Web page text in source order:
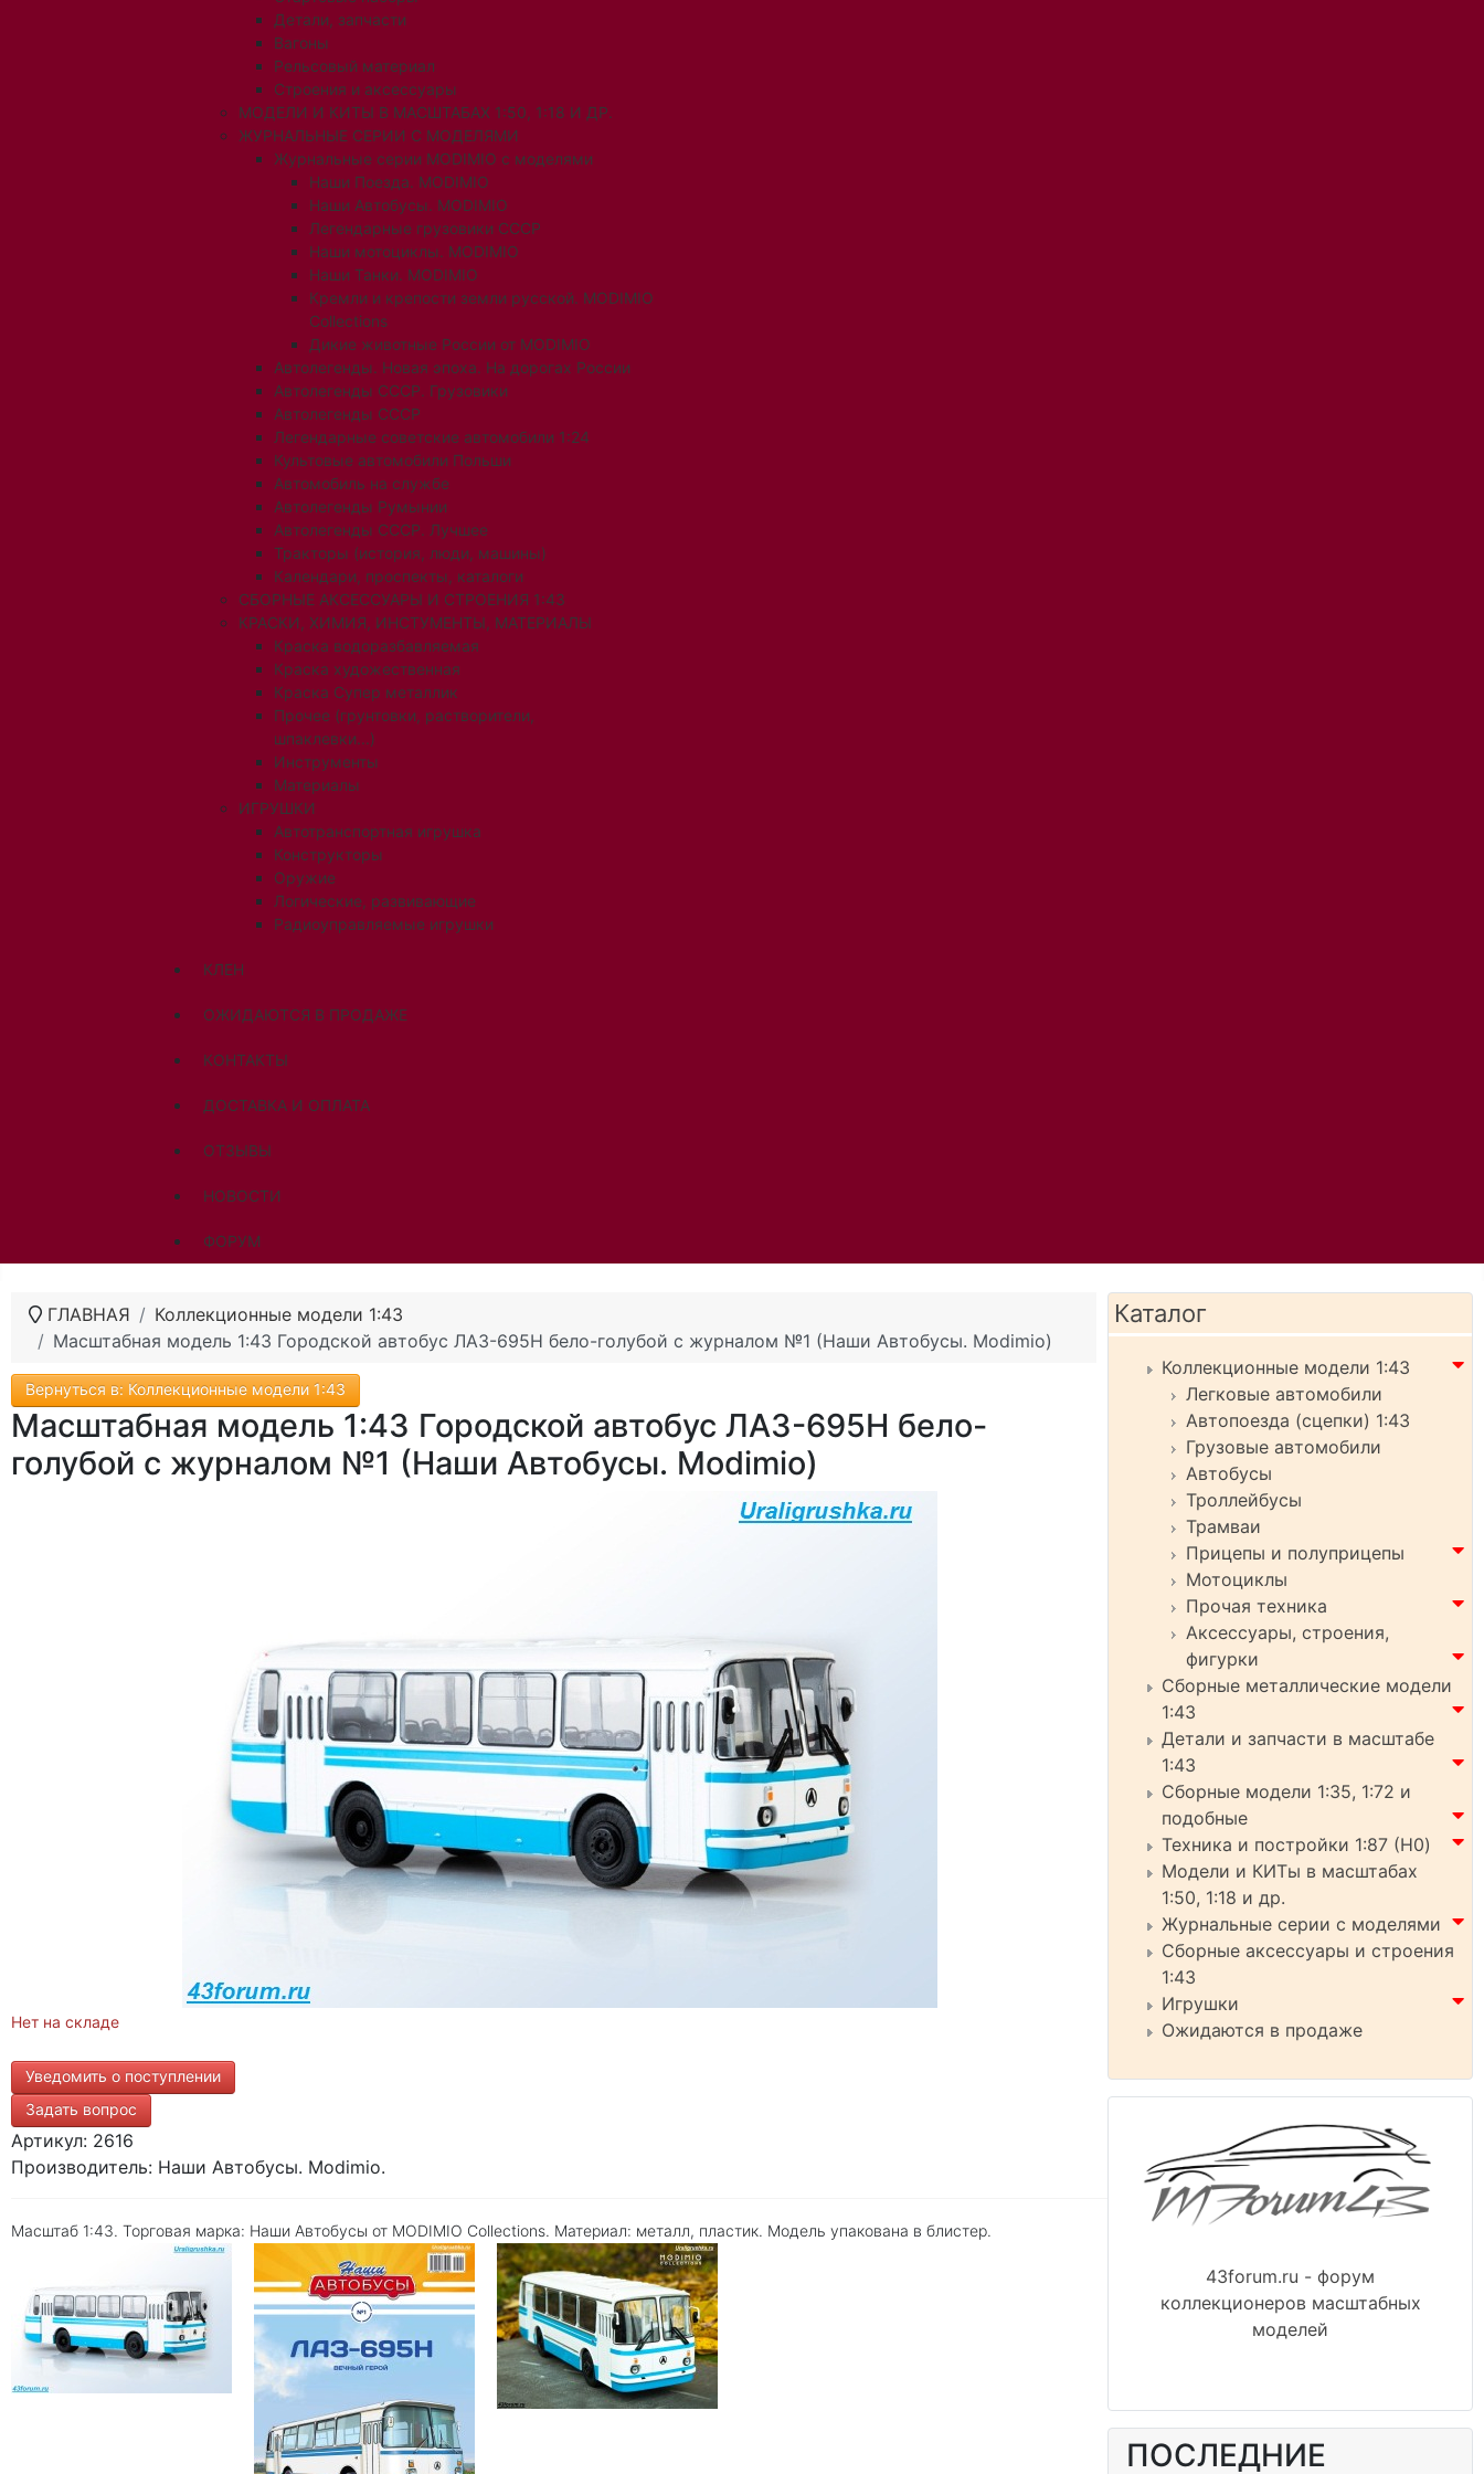
Детали, запчасти
Вагоны
Рельсовый материал
Строения и аксессуары
МОДЕЛИ И КИТЫ В МАСШТАБАХ 1:50, 1:18 И ДР.
ЖУРНАЛЬНЫЕ СЕРИИ С МОДЕЛЯМИ
Журнальные серии MODIMIO с моделями
Наши Поезда. MODIMIO
Наши Автобусы. MODIMIO
Легендарные грузовики СССР
Наши мотоциклы. MODIMIO
Наши Танки. MODIMIO
Кремли и крепости земли русской. MODIMIO
Collections
Дикие животные России от MODIMIO
Автолегенды. Новая эпоха. На дорогах России
Автолегенды СССР. Грузовики
Автолегенды СССР
Легендарные советские автомобили 1:24
Культовые автомобили Польши
Автомобиль на службе
Автолегенды Румынии
Автолегенды СССР. Лучшее
Тракторы (история, люди, машины)
Календари, проспекты, каталоги
СБОРНЫЕ АКСЕССУАРЫ И СТРОЕНИЯ 1:43
КРАСКИ, ХИМИЯ, ИНСТУМЕНТЫ, МАТЕРИАЛЫ
Краска водоразбавляемая
Краска художественная
Краска Супер металлик
Прочее (грунтовки, растворители,
шпаклевки...)
Инструменты
Материалы
ИГРУШКИ
Автотранспортная игрушка
Конструкторы
Оружие
Логические, развивающие
Радиоуправляемые игрушки
КЛЕН
ОЖИДАЮТСЯ В ПРОДАЖЕ
КОНТАКТЫ
ДОСТАВКА И ОПЛАТА
ОТЗЫВЫ
НОВОСТИ
ФОРУМ
ГЛАВНАЯ
Коллекционные модели 1:43
Масштабная модель 1:43 Городской автобус ЛАЗ-695Н бело-голубой с журналом №1 (Наши Автобусы. Modimio)
Вернуться в: Коллекционные модели 1:43
Масштабная модель 1:43 Городской автобус ЛАЗ-695Н бело-
голубой с журналом №1 (Наши Автобусы. Modimio)
Нет на складе
Уведомить о поступлении
Задать вопрос
Артикул: 2616
Производитель: Наши Автобусы. Modimio.
Масштаб 1:43. Торговая марка: Наши Автобусы от MODIMIO Collections. Материал: металл, пластик. Модель упакована в блистер.
Каталог
Коллекционные модели 1:43
Легковые автомобили
Автопоезда (сцепки) 1:43
Грузовые автомобили
Автобусы
Троллейбусы
Трамваи
Прицепы и полуприцепы
Мотоциклы
Прочая техника
Аксессуары, строения,
фигурки
Сборные металлические модели
1:43
Детали и запчасти в масштабе
1:43
Сборные модели 1:35, 1:72 и
подобные
Техника и постройки 1:87 (H0)
Модели и КИТы в масштабах
1:50, 1:18 и др.
Журнальные серии с моделями
Сборные аксессуары и строения
1:43
Игрушки
Ожидаются в продаже
43forum.ru - форум
коллекционеров масштабных
моделей
ПОСЛЕДНИЕ